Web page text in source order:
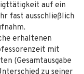
auf ein
fast ausschließlich
erhaltenen
mit
(Gesamtausgabe
zu seiner